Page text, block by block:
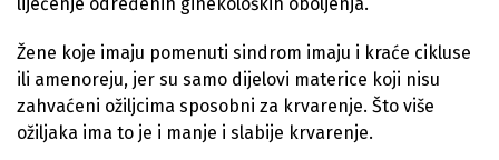
Žene koje imaju pomenuti sindrom imaju i kraće cikluse
ili amenoreju, jer su samo dijelovi materice koji nisu
zahvaćeni ožiljcima sposobni za krvarenje. Što više
ožiljaka ima to je i manje i slabije krvarenje.